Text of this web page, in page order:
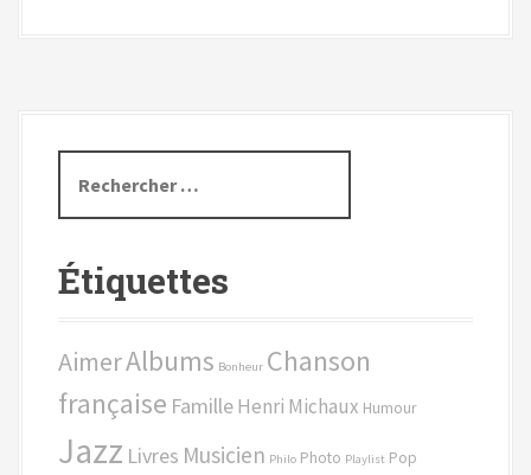
c
e
h
e
p
Étiquettes
AimerAlbums Bonheur Chanson
française FamilleHenri Michaux Humour
Jazz Livres Musicien Philo Photo Playlist Pop